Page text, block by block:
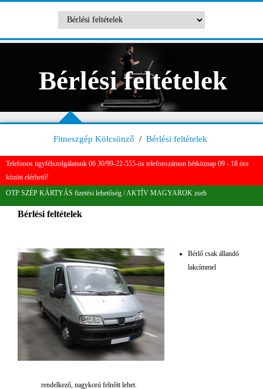
Bérlési feltételek
Fitneszgép Kölcsönző / Bérlési feltételek
Telefonos ügyfélszolgálatunk 06 30/99-22-555-ös telefonszámon hétköznap 09 - 18 óra
között elérhető!
OTP SZÉP KÁRTYÁS fizetési lehetőség / AKTÍV MAGYAROK zseb
Bérlési feltételek
Bérlő csak állandó
lakcímmel
rendelkező, nagykorú felnőtt lehet.